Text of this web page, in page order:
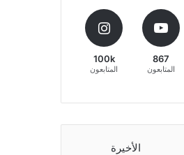
867
المتابعون
100k
المتابعون
الأخيرة